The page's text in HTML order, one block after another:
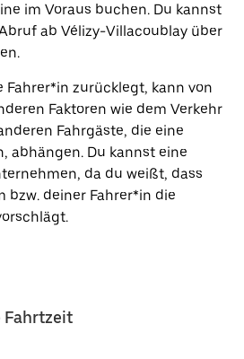
im Voraus buchen. Du kannst
ab Vélizy-Villacoublay über
Fahrer*in zurücklegt, kann von
Faktoren wie dem Verkehr
Fahrgäste, die eine
abhängen. Du kannst eine
da du weißt, dass
bzw. deiner Fahrer*in die